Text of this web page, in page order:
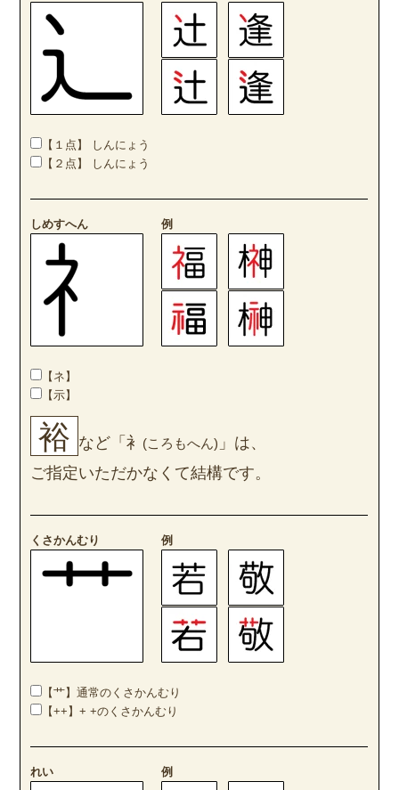
【１点】 しんにょう
【２点】 しんにょう
しめすへん 例
【ネ】
【示】
裕 など「衤 (ころもへん) 」は、
ご指定いただかなくて結構です。
くさかんむり 例
【艹】通常のくさかんむり
【++】+ +のくさかんむり
れい 例